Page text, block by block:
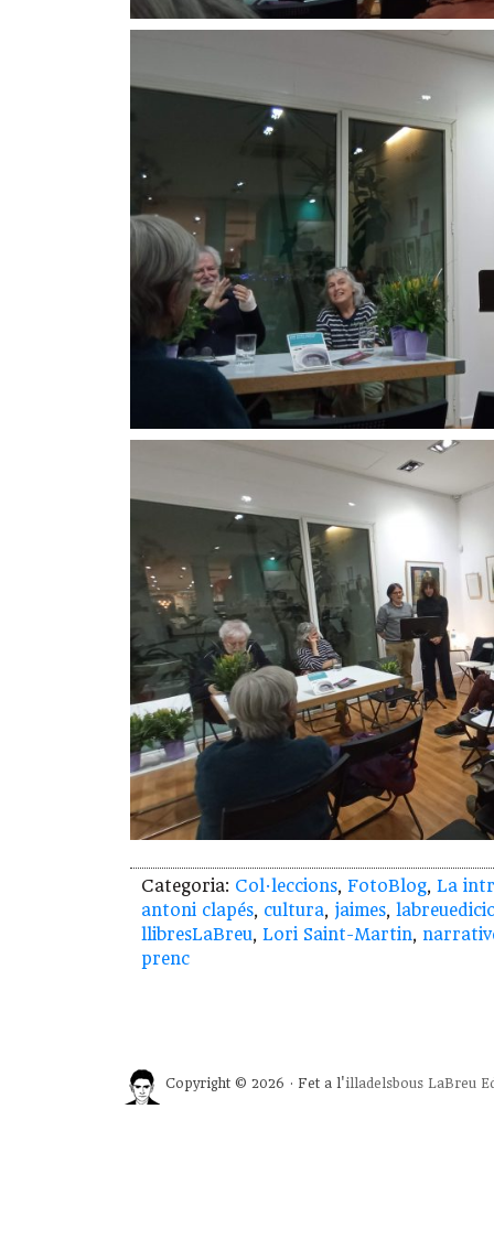
Categoria: Col·leccions, FotoBlog, La
antoni clapés, cultura, jaimes,
llibresLaBreu, Lori Saint-Martin,
prenc
Copyright © 2026 · Fet a l'illadelsbous LaBreu